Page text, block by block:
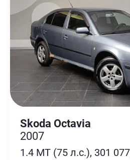
Skoda Octavia
2007
1.4 MT (75 л.с.), 301